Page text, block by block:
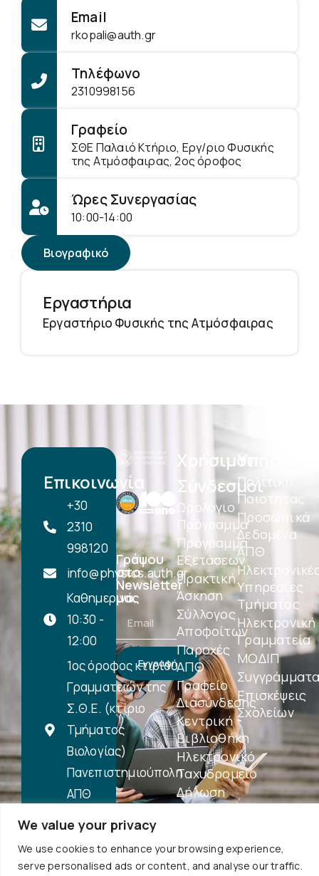
We value your privacy
We use cookies to enhance your browsing experience,
serve personalised ads or content, and analyse our traffic.
Εργαστήρια
Εργαστήριο Φυσικής της Ατμόσφαιρας
Email
rkopali@auth.gr
Τηλέφωνο
2310998156
Γραφείο
ΣΘΕ Παλαιό Κτήριο, Εργ/ριο Φυσικής
της Ατμόσφαιρας, 2ος όροφος
Ώρες Συνεργασίας
10:00-14:00
Βιογραφικό
Γράψου
στο
Newsletter
μας
Εγγραφή
Χρήσιμοι
Σύνδεσμοι
Ωρολόγιο
Πρόγραμμα
Πρόγραμμα
Εξετάσεων
Πρακτική
Άσκηση
Σύλλογος
Αποφοίτων
Παροχές
ΑΠΘ
Γραφείο
Διασύνδεσης
Κεντρική
Βιβλιοθήκη
Ηλεκτρονικό
Ταχυδρομείο
Δήλωση
Προσβασιμότητας
Πολιτική
Ποιοτητας
Προσωπικά
Δεδομένα
ΑΠΘ
Υπηρεσίες
Τμήματος
Ηλεκτρονική
Γραμματεία
ΜΟΔΙΠ
Επισκέψεις
Σχολείων
Επικοινωνία
+30
2310
998120
info@physics.auth.gr
Καθημερινά,
10:30 -
12:00
1ος όροφος κτιρίου
Γραμματειών της
Σ.Θ.Ε. (κτίριο
Τμήματος
Βιολογίας)
Πανεπιστημιούπολη
ΑΠΘ
Περισσότερα